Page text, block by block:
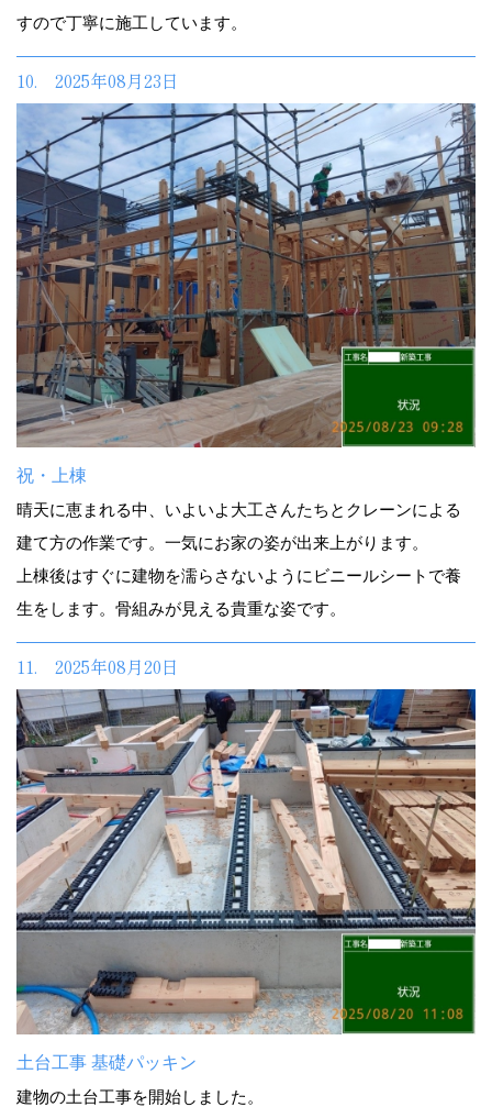
すので丁寧に施工しています。
10. 2025年08月23日
祝・上棟
晴天に恵まれる中、いよいよ大工さんたちとクレーンによる
建て方の作業です。一気にお家の姿が出来上がります。
上棟後はすぐに建物を濡らさないようにビニールシートで養
生をします。骨組みが見える貴重な姿です。
11. 2025年08月20日
土台工事 基礎パッキン
建物の土台工事を開始しました。